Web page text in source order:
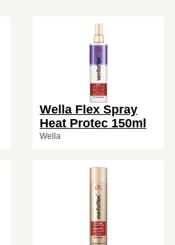
Wella Flex Spray
Heat Protec 150ml
Wella